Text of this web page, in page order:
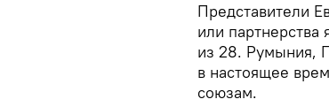
Представители
или
из 28. Румыния,
в настоящее
союзам.